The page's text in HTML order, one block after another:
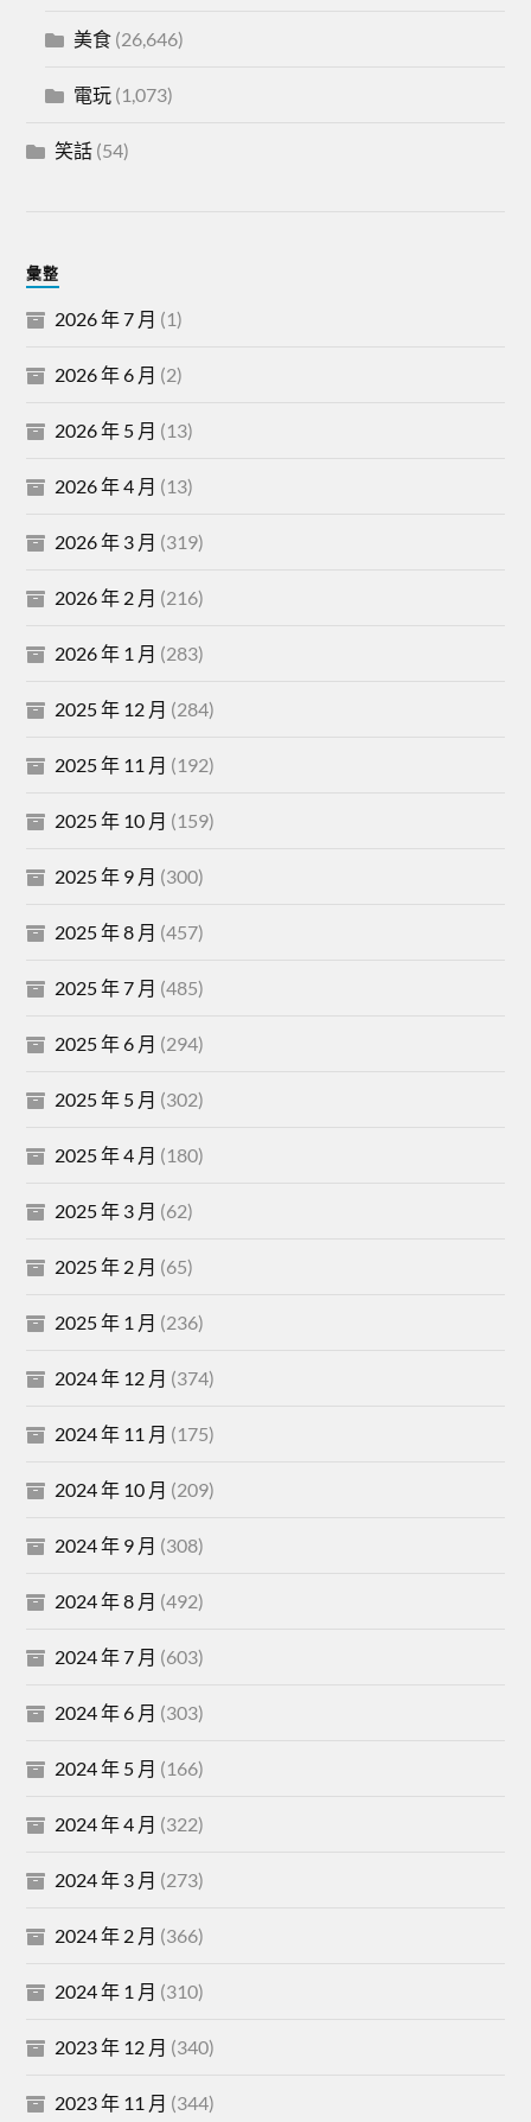
美食 (26,646)
電玩 (1,073)
笑話 (54)
彙整
2026 年 7 月 (1)
2026 年 6 月 (2)
2026 年 5 月 (13)
2026 年 4 月 (13)
2026 年 3 月 (319)
2026 年 2 月 (216)
2026 年 1 月 (283)
2025 年 12 月 (284)
2025 年 11 月 (192)
2025 年 10 月 (159)
2025 年 9 月 (300)
2025 年 8 月 (457)
2025 年 7 月 (485)
2025 年 6 月 (294)
2025 年 5 月 (302)
2025 年 4 月 (180)
2025 年 3 月 (62)
2025 年 2 月 (65)
2025 年 1 月 (236)
2024 年 12 月 (374)
2024 年 11 月 (175)
2024 年 10 月 (209)
2024 年 9 月 (308)
2024 年 8 月 (492)
2024 年 7 月 (603)
2024 年 6 月 (303)
2024 年 5 月 (166)
2024 年 4 月 (322)
2024 年 3 月 (273)
2024 年 2 月 (366)
2024 年 1 月 (310)
2023 年 12 月 (340)
2023 年 11 月 (344)